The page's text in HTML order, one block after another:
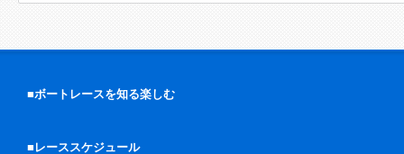
■ボートレースを知る楽しむ
■レーススケジュール